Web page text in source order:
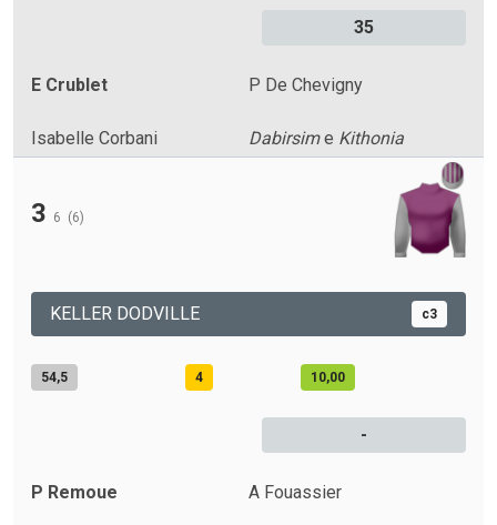
35
E Crublet P De Chevigny
Isabelle Corbani Dabirsime Kithonia
3 6 (6)
KELLER DODVILLE c3
54,5 4 10,00
-
P Remoue A Fouassier